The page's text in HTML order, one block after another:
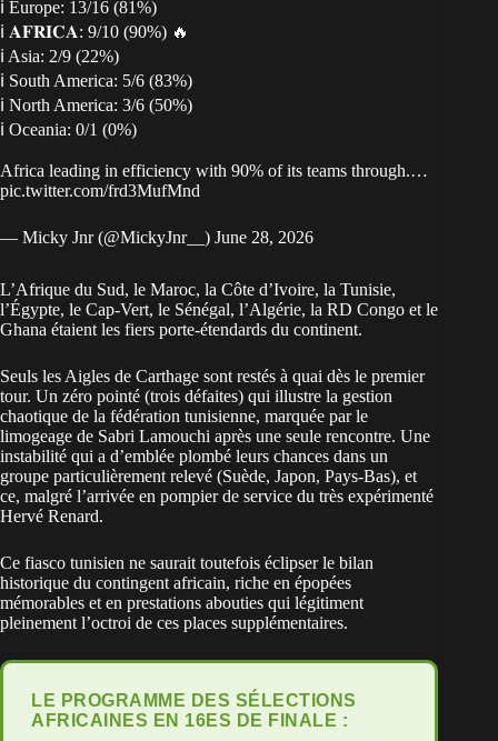
ℹ️ Europe: 13/16 (81%)
ℹ️ 𝐀𝐅𝐑𝐈𝐂𝐀: 9/10 (90%) 🔥
ℹ️ Asia: 2/9 (22%)
ℹ️ South America: 5/6 (83%)
ℹ️ North America: 3/6 (50%)
ℹ️ Oceania: 0/1 (0%)
Africa leading in efficiency with 90% of its teams through.…
pic.twitter.com/frd3MufMnd
— Micky Jnr (@MickyJnr__) June 28, 2026
L’Afrique du Sud, le Maroc, la Côte d’Ivoire, la Tunisie,
l’Égypte, le Cap-Vert, le Sénégal, l’Algérie, la RD Congo et le
Ghana étaient les fiers porte-étendards du continent.
Seuls les Aigles de Carthage sont restés à quai dès le premier
tour. Un zéro pointé (trois défaites) qui illustre la gestion
chaotique de la fédération tunisienne, marquée par le
limogeage de Sabri Lamouchi après une seule rencontre. Une
instabilité qui a d’emblée plombé leurs chances dans un
groupe particulièrement relevé (Suède, Japon, Pays-Bas), et
ce, malgré l’arrivée en pompier de service du très expérimenté
Hervé Renard.
Ce fiasco tunisien ne saurait toutefois éclipser le bilan
historique du contingent africain, riche en épopées
mémorables et en prestations abouties qui légitiment
pleinement l’octroi de ces places supplémentaires.
LE PROGRAMME DES SÉLECTIONS
AFRICAINES EN 16ES DE FINALE :